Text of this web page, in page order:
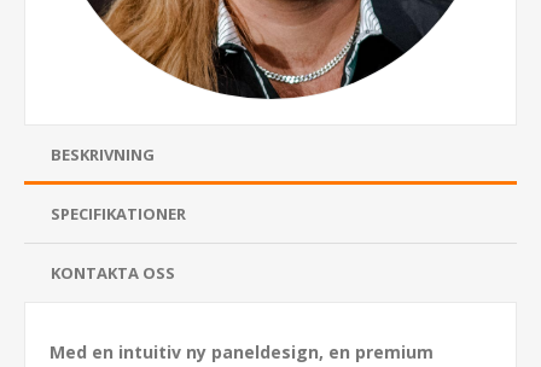
BESKRIVNING
SPECIFIKATIONER
KONTAKTA OSS
Med en intuitiv ny paneldesign, en premium